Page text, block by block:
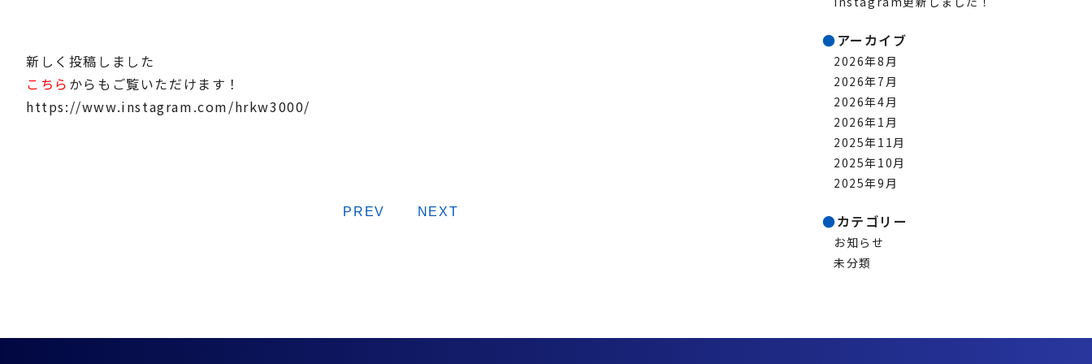
新しく投稿しました
こちら からもご覧いただけます！
https://www.instagram.com/hrkw3000/
PREV NEXT
アーカイブ
2026年8月
2026年7月
2026年4月
2026年1月
2025年11月
2025年10月
2025年9月
カテゴリー
お知らせ
未分類